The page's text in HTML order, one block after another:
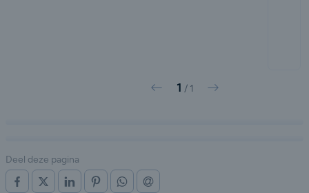
Vorige
1 / 1 Volgende
Deel deze pagina
OP FACEBOOK
OP X (TWITTER)
OP LINKEDINOP PINTERESTOP WHATSAPP